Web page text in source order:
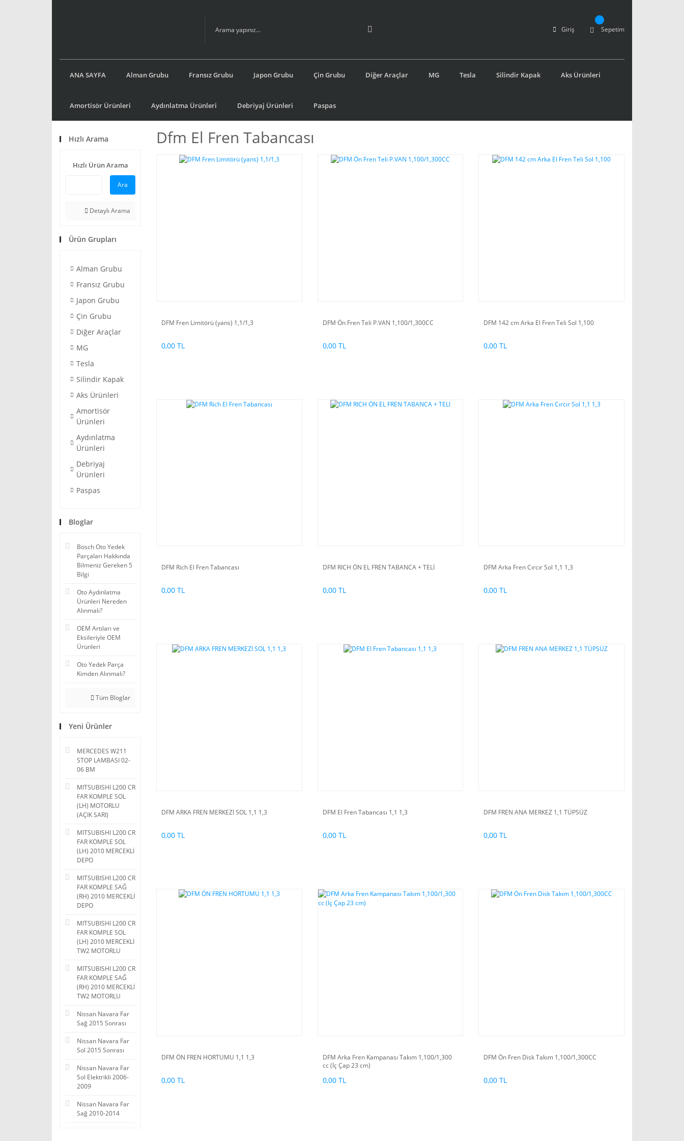
Giriş Sepetim
ANA SAYFA Alman Grubu Fransız Grubu Japon Grubu Çin Grubu Diğer Araçlar MG Tesla Silindir Kapak Aks Ürünleri
Amortisör Ürünleri Aydınlatma Ürünleri Debriyaj Ürünleri Paspas
Hızlı Arama
Hızlı Ürün Arama
Ara
Detaylı Arama
Ürün Grupları
Alman Grubu
Fransız Grubu
Japon Grubu
Çin Grubu
Diğer Araçlar
MG
Tesla
Silindir Kapak
Aks Ürünleri
Amortisör
Ürünleri
Aydınlatma
Ürünleri
Debriyaj
Ürünleri
Paspas
Bloglar
Bosch Oto Yedek
Parçaları Hakkında
Bilmeniz Gereken 5
Bilgi
Oto Aydınlatma
Ürünleri Nereden
Alınmalı?
OEM Artıları ve
Eksileriyle OEM
Ürünleri
Oto Yedek Parça
Kimden Alınmalı?
Tüm Bloglar
Yeni Ürünler
MERCEDES W211
STOP LAMBASI 02-
06 BM
MITSUBISHI L200 CR
FAR KOMPLE SOL
(LH) MOTORLU
(AÇIK SARI)
MITSUBISHI L200 CR
FAR KOMPLE SOL
(LH) 2010 MERCEKLİ
DEPO
MITSUBISHI L200 CR
FAR KOMPLE SAĞ
(RH) 2010 MERCEKLİ
DEPO
MITSUBISHI L200 CR
FAR KOMPLE SOL
(LH) 2010 MERCEKLİ
TW2 MOTORLU
MITSUBISHI L200 CR
FAR KOMPLE SAĞ
(RH) 2010 MERCEKLİ
TW2 MOTORLU
Nissan Navara Far
Sağ 2015 Sonrası
Nissan Navara Far
Sol 2015 Sonrası
Nissan Navara Far
Sol Elektrikli 2006-
2009
Nissan Navara Far
Sağ 2010-2014
Dfm El Fren Tabancası
DFM Fren Limitörü (yans) 1,1/1,3
0,00 TL
DFM Ön Fren Teli P.VAN 1,100/1,300CC
0,00 TL
DFM 142 cm Arka El Fren Teli Sol 1,100
0,00 TL
DFM Rich El Fren Tabancası
0,00 TL
DFM RICH ÖN EL FREN TABANCA + TELİ
0,00 TL
DFM Arka Fren Cırcır Sol 1,1 1,3
0,00 TL
DFM ARKA FREN MERKEZİ SOL 1,1 1,3
0,00 TL
DFM El Fren Tabancası 1,1 1,3
0,00 TL
DFM FREN ANA MERKEZ 1,1 TÜPSÜZ
0,00 TL
DFM ÖN FREN HORTUMU 1,1 1,3
0,00 TL
DFM Arka Fren Kampanası Takım 1,100/1,300
cc (İç Çap 23 cm)
0,00 TL
DFM Ön Fren Disk Takım 1,100/1,300CC
0,00 TL